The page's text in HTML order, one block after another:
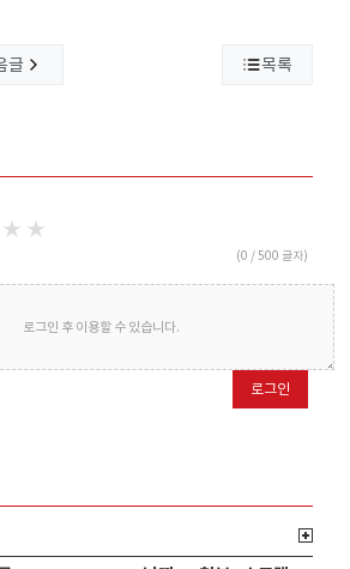
글 목록
★ ★
(0 / 500 글자)
로그인 후 이용할 수 있습니다.
로그인